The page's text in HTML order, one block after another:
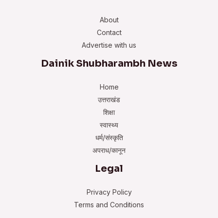
About
Contact
Advertise with us
Dainik Shubharambh News
Home
उत्तराखंड
शिक्षा
स्वास्थ्य
धर्म/संस्कृति
अपराध/कानून
Legal
Privacy Policy
Terms and Conditions